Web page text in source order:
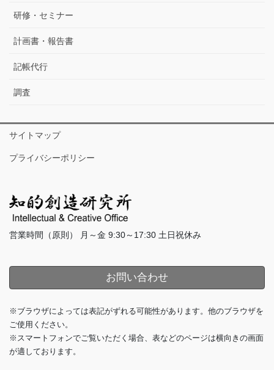
研修・セミナー
計画書・報告書
記帳代行
調査
サイトマップ
プライバシーポリシー
営業時間（原則） 月～金 9:30～17:30 土日祝休み
お問い合わせ
※ブラウザによっては表記がずれる可能性があります。他のブラウザを
ご使用ください。
※スマートフォンでご覧いただく場合、表などのページは横向きの画面
が適しております。